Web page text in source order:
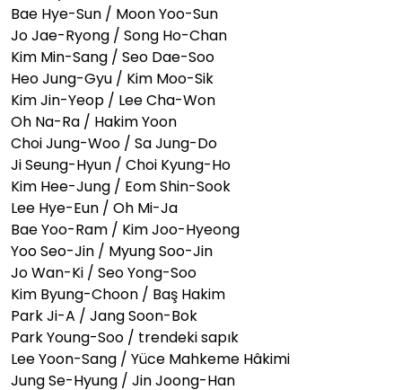
Bae Hye-Sun / Moon Yoo-Sun
Jo Jae-Ryong / Song Ho-Chan
Kim Min-Sang / Seo Dae-Soo
Heo Jung-Gyu / Kim Moo-Sik
Kim Jin-Yeop / Lee Cha-Won
Oh Na-Ra / Hakim Yoon
Choi Jung-Woo / Sa Jung-Do
Ji Seung-Hyun / Choi Kyung-Ho
Kim Hee-Jung / Eom Shin-Sook
Lee Hye-Eun / Oh Mi-Ja
Bae Yoo-Ram / Kim Joo-Hyeong
Yoo Seo-Jin / Myung Soo-Jin
Jo Wan-Ki / Seo Yong-Soo
Kim Byung-Choon / Baş Hakim
Park Ji-A / Jang Soon-Bok
Park Young-Soo / trendeki sapık
Lee Yoon-Sang / Yüce Mahkeme Hâkimi
Jung Se-Hyung / Jin Joong-Han